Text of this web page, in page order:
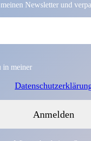
Newsletter und
in meiner